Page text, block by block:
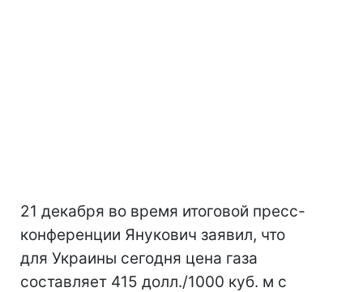
21 декабря во время итоговой пресс-
конференции Янукович заявил, что
для Украины сегодня цена газа
составляет 415 долл./1000 куб. м с